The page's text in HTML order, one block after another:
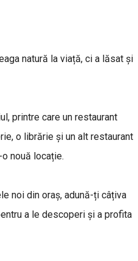
natură la viață, ci a lăsat și
printre care un restaurant
o librărie și un alt restaurant
nouă locație.
noi din oraș, adună-ți câțiva
a le descoperi și a profita